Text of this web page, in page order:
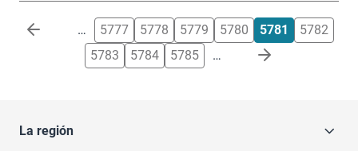
Paginación … 5777 5778 5779 5780 5781
5782
5783
5784 5785 …
La región